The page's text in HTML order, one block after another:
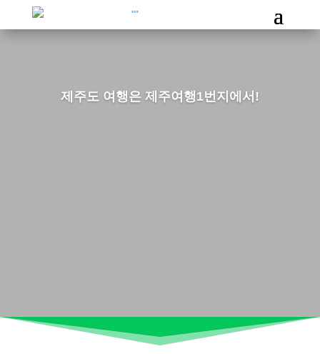
제주도 여행은 제주여행1번지에서!